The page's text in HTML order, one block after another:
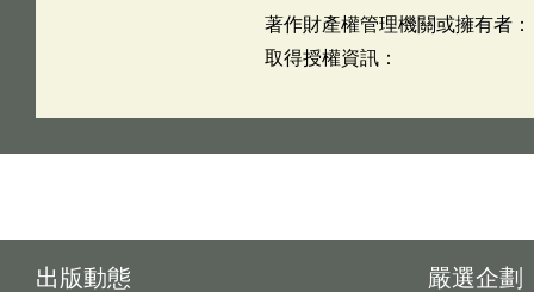
著作財產權管理機關或擁有者：
取得授權資訊：
出版動態 嚴選企劃